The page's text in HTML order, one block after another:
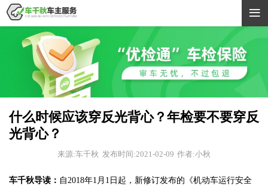

什么时候应该穿反光背心？年检要不要穿反
光背心？
来源:车千秋 发布时间:2021-02-09 作者:小秋
车千秋导读： 自2018年1月1日起，新修订发布的《机动车运行安全